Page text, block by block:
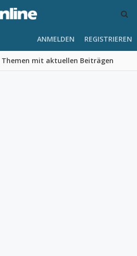
Themen mit aktuellen Beiträgen
ANMELDEN REGISTRIEREN